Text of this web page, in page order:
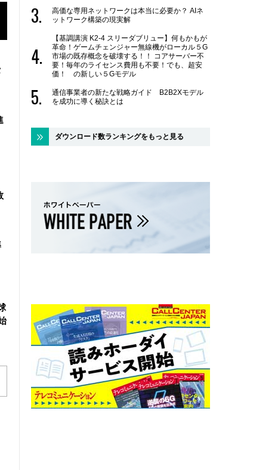
高価な専用ネットワークは本当に必要か？ AIネ
ットワーク構築の現実解
【基調講演 K2-4 スリーダブリュー】何もかもが
革命！ゲームチェンジャー無線機がローカル５G
市場の既存概念を破壊する！！ コアサーバー不
要！毎年のライセンス費用も不要！でも、超安
価！ の新しい５Gモデル
通信事業者の新たな戦略ガイド B2B2Xモデル
を成功に導く秘訣とは
ダウンロード数ランキングをもっと見る